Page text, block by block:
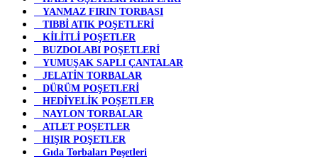
YANMAZ FIRIN TORBASI
TIBBİ ATIK POŞETLERİ
KİLİTLİ POŞETLER
BUZDOLABI POŞETLERİ
YUMUŞAK SAPLI ÇANTALAR
JELATİN TORBALAR
DÜRÜM POŞETLERİ
HEDİYELİK POŞETLER
NAYLON TORBALAR
ATLET POŞETLER
HIŞIR POŞETLER
Gıda Torbaları Poşetleri